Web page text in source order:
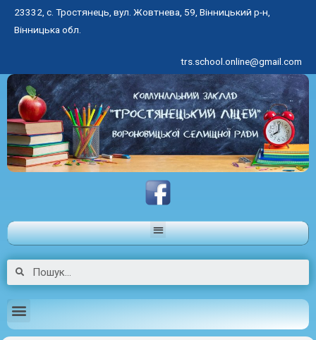
23332, с. Тростянець, вул. Жовтнева, 59, Вінницький р-н,
Вінницька обл.
trs.school.online@gmail.com